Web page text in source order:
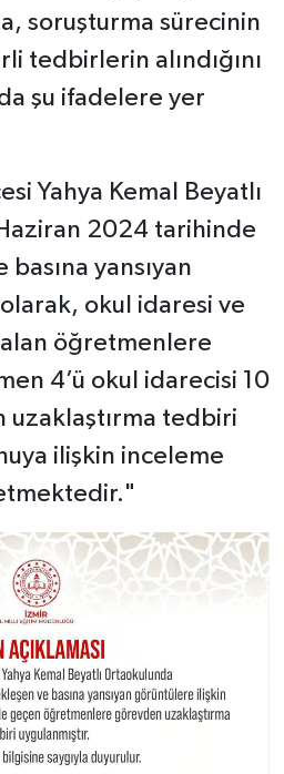
soruşturma sürecinin
tedbirlerin alındığını
şu ifadelere yer
Yahya Kemal Beyatlı
2024 tarihinde
yansıyan
okul idaresi ve
öğretmenlere
4’ü okul idarecisi 10
tedbiri
ilişkin inceleme